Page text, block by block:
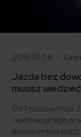
2018.10.08 •
Jazda bez
musisz wiedzieć!
Od 1 października
rejestracyjnego
dokumentów rodzi